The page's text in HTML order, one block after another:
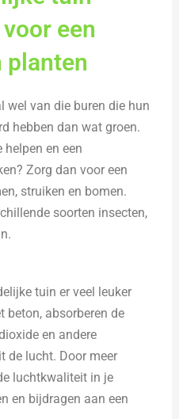
een
planten
wel van die buren die hun
hebben dan wat groen.
helpen en een
Zorg dan voor een
struiken en bomen.
soorten insecten,
tuin er veel leuker
beton, absorberen de
en andere
de lucht. Door meer
luchtkwaliteit in je
en bijdragen aan een